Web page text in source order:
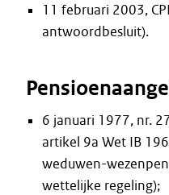
11 februari 2003,
antwoordbesluit).
6 januari 1977, nr.
artikel 9a Wet IB
weduwen-
wettelijke regeling);